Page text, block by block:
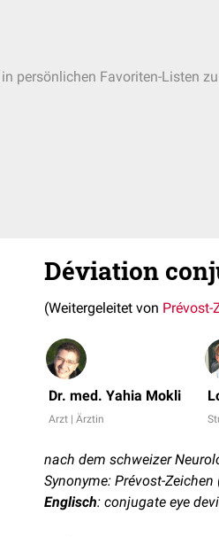
persönlichen Favoriten-Listen
Déviation
(Weitergeleitet von Prévost-
Dr. med. Yahia Mokli
Arzt | Ärztin
nach dem schweizer
Synonyme: Prévost-
Englisch: conjugate eye